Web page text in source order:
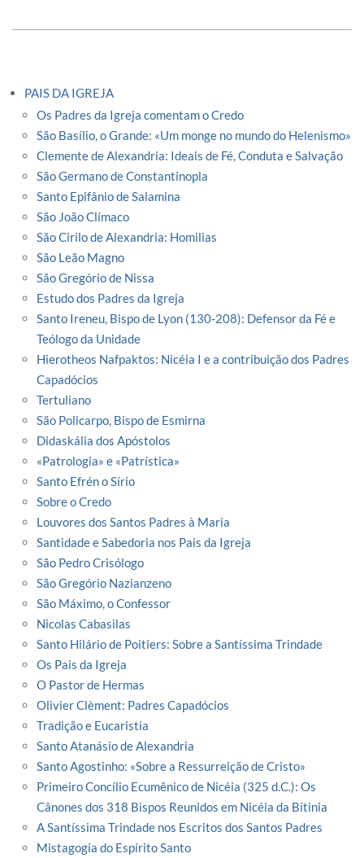
PAIS DA IGREJA
Os Padres da Igreja comentam o Credo
São Basílio, o Grande: «Um monge no mundo do Helenismo»
Clemente de Alexandria: Ideais de Fé, Conduta e Salvação
São Germano de Constantinopla
Santo Epifânio de Salamina
São João Clímaco
São Cirilo de Alexandria: Homilias
São Leão Magno
São Gregório de Nissa
Estudo dos Padres da Igreja
Santo Ireneu, Bispo de Lyon (130-208): Defensor da Fé e
Teólogo da Unidade
Hierotheos Nafpaktos: Nicéia I e a contribuição dos Padres
Capadócios
Tertuliano
São Policarpo, Bispo de Esmirna
Didaskália dos Apóstolos
«Patrologia» e «Patrística»
Santo Efrén o Sírio
Sobre o Credo
Louvores dos Santos Padres à Maria
Santidade e Sabedoria nos Pais da Igreja
São Pedro Crisólogo
São Gregório Nazianzeno
São Máximo, o Confessor
Nicolas Cabasilas
Santo Hilário de Poitiers: Sobre a Santíssima Trindade
Os Pais da Igreja
O Pastor de Hermas
Olivier Clèment: Padres Capadócios
Tradição e Eucaristia
Santo Atanásio de Alexandria
Santo Agostinho: «Sobre a Ressurreição de Cristo»
Primeiro Concílio Ecumênico de Nicéia (325 d.C.): Os
Cânones dos 318 Bispos Reunidos em Nicéia da Bítinia
A Santíssima Trindade nos Escritos dos Santos Padres
Mistagogia do Espírito Santo